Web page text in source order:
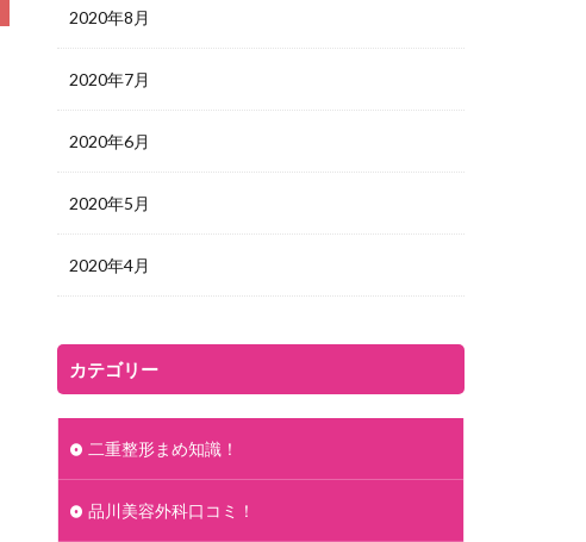
2020年8月
2020年7月
2020年6月
2020年5月
2020年4月
カテゴリー
二重整形まめ知識！
品川美容外科口コミ！